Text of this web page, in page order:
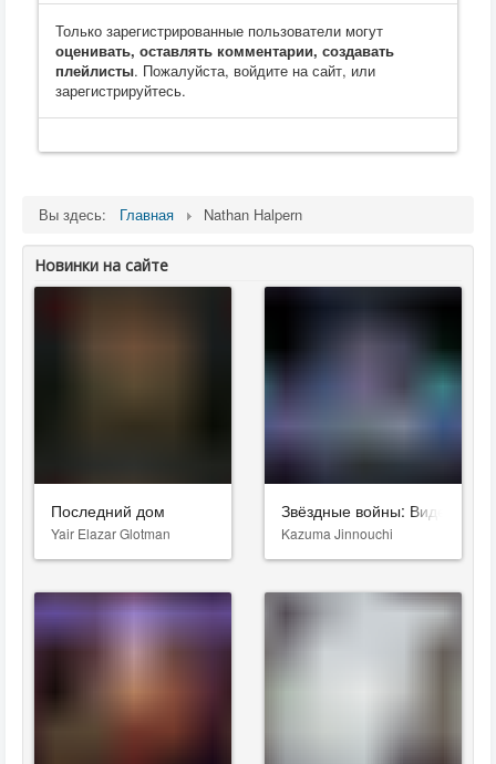
Только зарегистрированные пользователи могут
оценивать, оставлять комментарии, создавать
плейлисты. Пожалуйста, войдите на сайт, или
зарегистрируйтесь.
Вы здесь: Главная Nathan Halpern
Новинки на сайте
Последний дом
Yair Elazar Glotman
Звёздные войны: Видения.
Kazuma Jinnouchi